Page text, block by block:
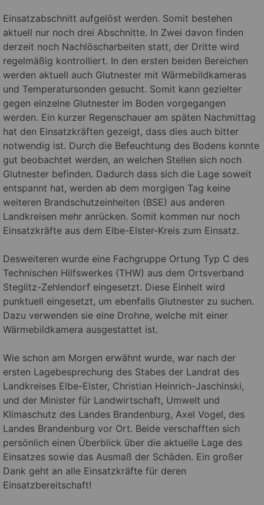
Einsatzabschnitt aufgelöst werden. Somit bestehen
aktuell nur noch drei Abschnitte. In Zwei davon finden
derzeit noch Nachlöscharbeiten statt, der Dritte wird
regelmäßig kontrolliert. In den ersten beiden Bereichen
werden aktuell auch Glutnester mit Wärmebildkameras
und Temperatursonden gesucht. Somit kann gezielter
gegen einzelne Glutnester im Boden vorgegangen
werden. Ein kurzer Regenschauer am späten Nachmittag
hat den Einsatzkräften gezeigt, dass dies auch bitter
notwendig ist. Durch die Befeuchtung des Bodens konnte
gut beobachtet werden, an welchen Stellen sich noch
Glutnester befinden. Dadurch dass sich die Lage soweit
entspannt hat, werden ab dem morgigen Tag keine
weiteren Brandschutzeinheiten (BSE) aus anderen
Landkreisen mehr anrücken. Somit kommen nur noch
Einsatzkräfte aus dem Elbe-Elster-Kreis zum Einsatz.
Desweiteren wurde eine Fachgruppe Ortung Typ C des
Technischen Hilfswerkes (THW) aus dem Ortsverband
Steglitz-Zehlendorf eingesetzt. Diese Einheit wird
punktuell eingesetzt, um ebenfalls Glutnester zu suchen.
Dazu verwenden sie eine Drohne, welche mit einer
Wärmebildkamera ausgestattet ist.
Wie schon am Morgen erwähnt wurde, war nach der
ersten Lagebesprechung des Stabes der Landrat des
Landkreises Elbe-Elster, Christian Heinrich-Jaschinski,
und der Minister für Landwirtschaft, Umwelt und
Klimaschutz des Landes Brandenburg, Axel Vogel, des
Landes Brandenburg vor Ort. Beide verschafften sich
persönlich einen Überblick über die aktuelle Lage des
Einsatzes sowie das Ausmaß der Schäden. Ein großer
Dank geht an alle Einsatzkräfte für deren
Einsatzbereitschaft!